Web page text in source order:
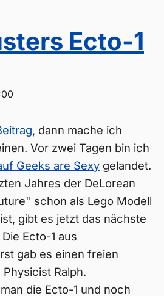
Ecto-1
, dann mache ich
Vor zwei Tagen bin ich
Geeks are Sexy gelandet.
Jahres der DeLorean
schon als Lego Modell
gibt es jetzt das nächste
Ecto-1 aus
gab es einen freien
Ralph.
die Ecto-1 und noch